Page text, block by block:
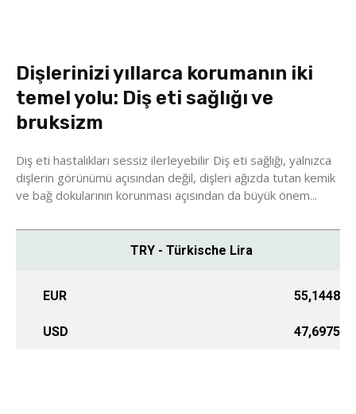
Dişlerinizi yıllarca korumanın iki
temel yolu: Diş eti sağlığı ve
bruksizm
Diş eti hastalıkları sessiz ilerleyebilir Diş eti sağlığı, yalnızca
dişlerin görünümü açısından değil, dişleri ağızda tutan kemik
ve bağ dokularının korunması açısından da büyük önem...
TRY - Türkische Lira
EUR 55,1448
USD 47,6975